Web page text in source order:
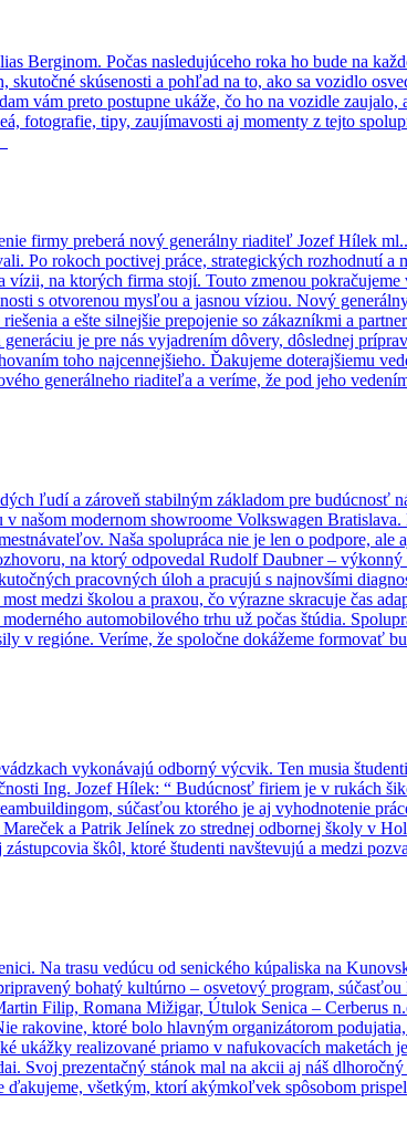
Berginom. Počas nasledujúceho roka ho bude na
skúsenosti a pohľad na to, ako sa vozidlo
vám preto postupne ukáže, čo ho na vozidle
fotografie, tipy, zaujímavosti aj momenty z tejto
firmy preberá nový generálny riaditeľ Jozef Hílek
Po rokoch poctivej práce, strategických rozhodnutí a
na ktorých firma stojí. Touto zmenou pokračujeme
s otvorenou mysľou a jasnou víziou. Nový
a ešte silnejšie prepojenie so zákazníkmi a
je pre nás vyjadrením dôvery, dôslednej
toho najcennejšieho. Ďakujeme doterajšiemu
generálneho riaditeľa a veríme, že pod jeho
ľudí a zároveň stabilným základom pre budúcnosť
našom modernom showroome Volkswagen
Naša spolupráca nie je len o podpore,
na ktorý odpovedal Rudolf Daubner –
pracovných úloh a pracujú s najnovšími
medzi školou a praxou, čo výrazne skracuje čas
automobilového trhu už počas štúdia.
v regióne. Veríme, že spoločne dokážeme formovať
vykonávajú odborný výcvik. Ten musia
Ing. Jozef Hílek: “ Budúcnosť firiem je v rukách
súčasťou ktorého je aj vyhodnotenie
a Patrik Jelínek zo strednej odbornej školy v
škôl, ktoré študenti navštevujú a medzi
Na trasu vedúcu od senického kúpaliska na
bohatý kultúrno – osvetový program,
Filip, Romana Mižigar, Útulok Senica – Cerberus
rakovine, ktoré bolo hlavným organizátorom
realizované priamo v nafukovacích maketách
Svoj prezentačný stánok mal na akcii aj náš
všetkým, ktorí akýmkoľvek spôsobom